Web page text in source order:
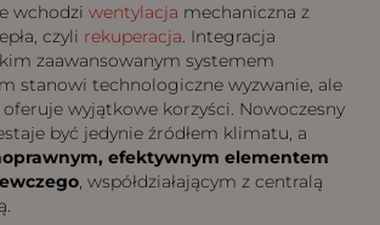
wchodzi wentylacja mechaniczna z
czyli rekuperacja. Integracja
zaawansowanym systemem
stanowi technologiczne wyzwanie, ale
wyjątkowe korzyści. Nowoczesny
być jedynie źródłem klimatu, a
efektywnym elementem
, współdziałającym z centralą